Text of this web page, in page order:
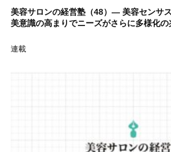
美容サロンの経営塾（48）― 美容センサ
美意識の高まりでニーズがさらに多様化の
連載